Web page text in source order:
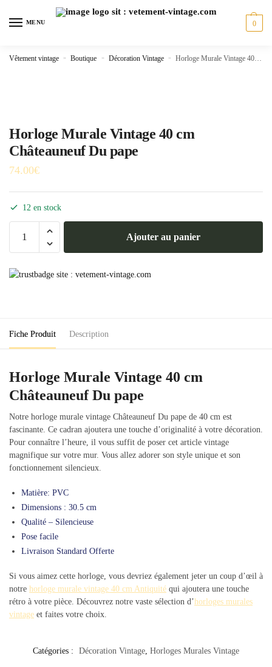
MENU 0
Vêtement vintage » Boutique » Décoration Vintage » Horloge Murale Vintage 40 cm Châteauneuf Du pape
Horloge Murale Vintage 40 cm
Châteauneuf Du pape
74.00€
12 en stock
Murale
Châteauneuf
Ajouter au panier
Fiche Produit Description
Horloge Murale Vintage 40 cm
Châteauneuf Du pape
Notre horloge murale vintage Châteauneuf Du pape de 40 cm est
fascinante. Ce cadran ajoutera une touche d’originalité à votre décoration.
Pour connaître l’heure, il vous suffit de poser cet article vintage
magnifique sur votre mur. Vous allez adorer son style unique et son
fonctionnement silencieux.
Matière: PVC
Dimensions : 30.5 cm
Qualité – Silencieuse
Pose facile
Livraison Standard Offerte
Si vous aimez cette horloge, vous devriez également jeter un coup d’œil à
notre horloge murale vintage 40 cm Antiquité qui ajoutera une touche
rétro à votre pièce. Découvrez notre vaste sélection d’horloges murales
vintage et faites votre choix.
Catégories : Décoration Vintage, Horloges Murales Vintage